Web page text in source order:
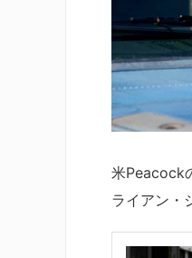
米Peacock
ライアン・